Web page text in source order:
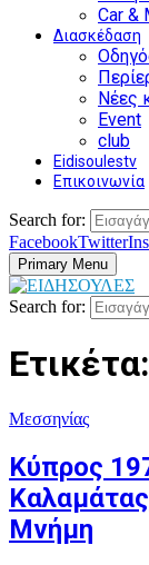
Car &
Διασκέδαση
Νέες
Event
club
Eidisoulestv
Επικοινωνία
Search for:
FacebookTwitter
Primary Menu
Search for:
Μεσσηνίας
Κύπρος
Καλαμάτας
Μνήμη